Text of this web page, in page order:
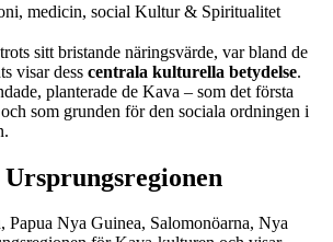
medicin, social Kultur & Spiritualitet
sitt bristande näringsvärde, var bland de
visar dess centrala kulturella betydelse.
planterade de Kava – som det första
som grunden för den sociala ordningen i
Papua Nya Guinea, Salomonöarna, Nya